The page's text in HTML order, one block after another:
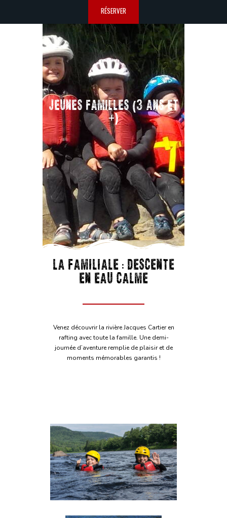
RÉSERVER
JEUNES FAMILLES (3 ANS ET
+)
LA FAMILIALE : DESCENTE
EN EAU CALME
Venez découvrir la rivière Jacques Cartier en
rafting avec toute la famille. Une demi-
journée d’aventure remplie de plaisir et de
moments mémorables garantis !